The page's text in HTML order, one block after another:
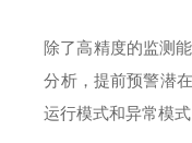
除了高精度的监测
分析，提前预警潜
运行模式和异常模